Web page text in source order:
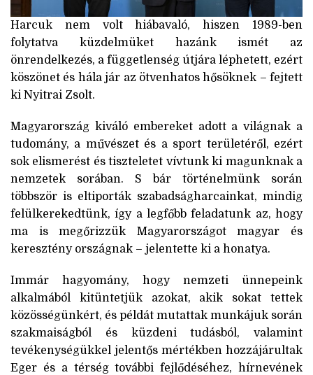
Harcuk nem volt hiábavaló, hiszen 1989-ben
folytatva küzdelmüket hazánk ismét az
önrendelkezés, a függetlenség útjára léphetett, ezért
köszönet és hála jár az ötvenhatos hősöknek – fejtett
ki Nyitrai Zsolt.
Magyarország kiváló embereket adott a világnak a
tudomány, a művészet és a sport területéről, ezért
sok elismerést és tiszteletet vívtunk ki magunknak a
nemzetek sorában. S bár történelmünk során
többször is eltiporták szabadságharcainkat, mindig
felülkerekedtünk, így a legfőbb feladatunk az, hogy
ma is megőrizzük Magyarországot magyar és
keresztény országnak – jelentette ki a honatya.
Immár hagyomány, hogy nemzeti ünnepeink
alkalmából kitüntetjük azokat, akik sokat tettek
közösségünkért, és példát mutattak munkájuk során
szakmaiságból és küzdeni tudásból, valamint
tevékenységükkel jelentős mértékben hozzájárultak
Eger és a térség további fejlődéséhez, hírnevének